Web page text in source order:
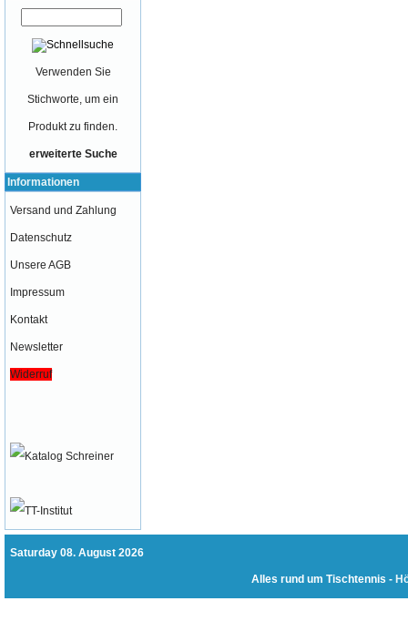
Verwenden Sie
Stichworte, um ein
Produkt zu finden.
erweiterte Suche
Informationen
Versand und Zahlung
Datenschutz
Unsere AGB
Impressum
Kontakt
Newsletter
Widerruf
Saturday 08. August 2026
Alles rund um Tischtennis -